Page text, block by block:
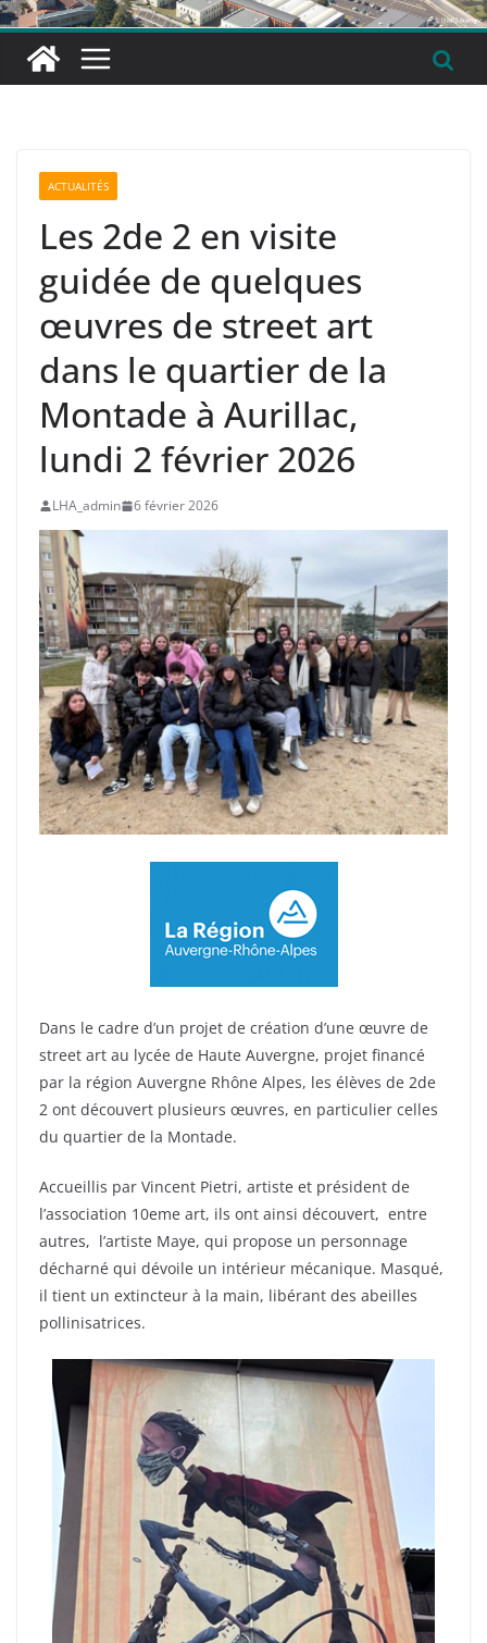
ACTUALITÉS
Les 2de 2 en visite
guidée de quelques
œuvres de street art
dans le quartier de la
Montade à Aurillac,
lundi 2 février 2026
LHA_admin 6 février 2026
Dans le cadre d’un projet de création d’une œuvre de
street art au lycée de Haute Auvergne, projet financé
par la région Auvergne Rhône Alpes, les élèves de 2de
2 ont découvert plusieurs œuvres, en particulier celles
du quartier de la Montade.
Accueillis par Vincent Pietri, artiste et président de
l’association 10eme art, ils ont ainsi découvert, entre
autres, l’artiste Maye, qui propose un personnage
décharné qui dévoile un intérieur mécanique. Masqué,
il tient un extincteur à la main, libérant des abeilles
pollinisatrices.